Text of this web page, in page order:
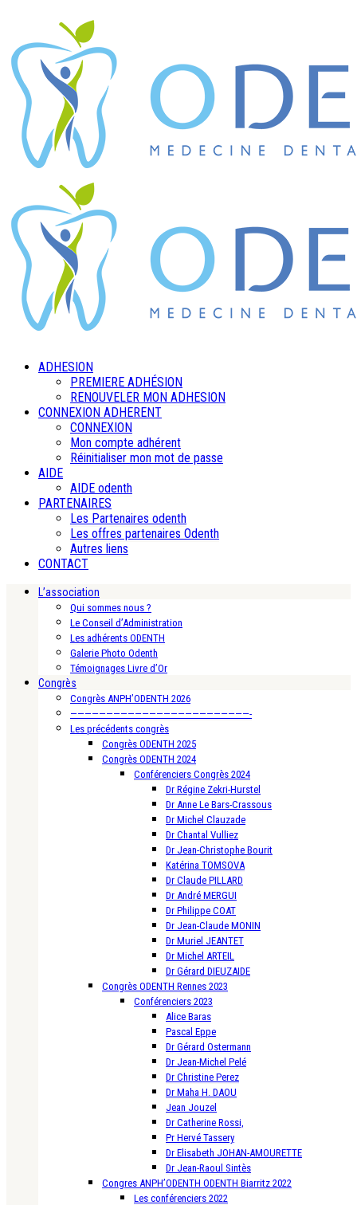
ADHESION
PREMIERE ADHÉSION
RENOUVELER MON ADHESION
CONNEXION ADHERENT
CONNEXION
Mon compte adhérent
Réinitialiser mon mot de passe
AIDE
AIDE odenth
PARTENAIRES
Les Partenaires odenth
Les offres partenaires Odenth
Autres liens
CONTACT
L’association
Qui sommes nous ?
Le Conseil d’Administration
Les adhérents ODENTH
Galerie Photo Odenth
Témoignages Livre d’Or
Congrès
Congrès ANPH’ODENTH 2026
—————————————————————————-
Les précédents congrès
Congrès ODENTH 2025
Congrès ODENTH 2024
Conférenciers Congrès 2024
Dr Régine Zekri-Hurstel
Dr Anne Le Bars-Crassous
Dr Michel Clauzade
Dr Chantal Vulliez
Dr Jean-Christophe Bourit
Katérina TOMSOVA
Dr Claude PILLARD
Dr André MERGUI
Dr Philippe COAT
Dr Jean-Claude MONIN
Dr Muriel JEANTET
Dr Michel ARTEIL
Dr Gérard DIEUZAIDE
Congrès ODENTH Rennes 2023
Conférenciers 2023
Alice Baras
Pascal Eppe
Dr Gérard Ostermann
Dr Jean-Michel Pelé
Dr Christine Perez
Dr Maha H. DAOU
Jean Jouzel
Dr Catherine Rossi,
Pr Hervé Tassery
Dr Elisabeth JOHAN-AMOURETTE
Dr Jean-Raoul Sintès
Congres ANPH’ODENTH ODENTH Biarritz 2022
Les conférenciers 2022